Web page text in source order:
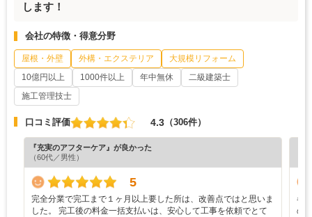
します！
会社の特徴・得意分野
屋根・外壁 外構・エクステリア
大規模リフォーム
10億円以上
1000件以上 年中無休
二級建築士
施工管理技士
口コミ評価 4.3 （306件）
『充実のアフターケア』が良かった
（60代／男性）
5
完全分業で完工まで１ヶ月以上要した所は、改善点ではと思いま
した。 完工後の料金一括支払いは、安心して工事を依頼でとて
各
の